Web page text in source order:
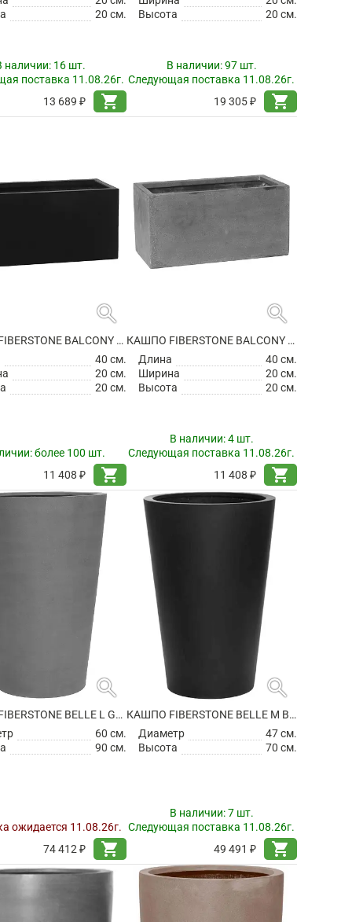
20 см.
наличии: 16 шт.
поставка 11.08.26г.
13 689 ₽
shopping_cart
Высота
20 см.
В наличии:97 шт.
Следующая поставка 11.08.26г.
19 305 ₽
shopping_cart
search
КАШПО FIBERSTONE BALCONY XS BLACK
40 см.
20 см.
20 см.
более 100 шт.
11 408 ₽
shopping_cart
search
КАШПО FIBERSTONE BALCONY XS GREY
Длина
40 см.
Ширина
20 см.
Высота
20 см.
В наличии:4 шт.
Следующая поставка 11.08.26г.
11 408 ₽
shopping_cart
search
КАШПО FIBERSTONE BELLE L GREY
60 см.
90 см.
ожидается 11.08.26г.
74 412 ₽
shopping_cart
search
КАШПО FIBERSTONE BELLE M BLACK
Диаметр
47 см.
Высота
70 см.
В наличии:7 шт.
Следующая поставка 11.08.26г.
49 491 ₽
shopping_cart